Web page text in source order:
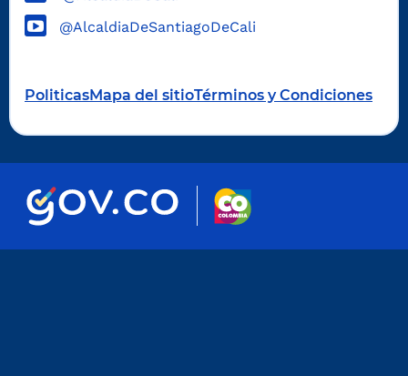
@AlcaldiaDeSantiagoDeCali
PoliticasMapa del sitioTérminos y Condiciones